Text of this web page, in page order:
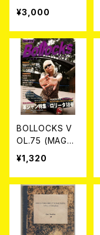
E+DVD)
¥3,000
BOLLOCKS V
OL.75 (MAGAZ
INE)
¥1,320